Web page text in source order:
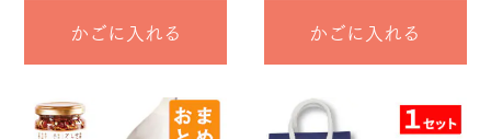
かごに入れる かごに入れる